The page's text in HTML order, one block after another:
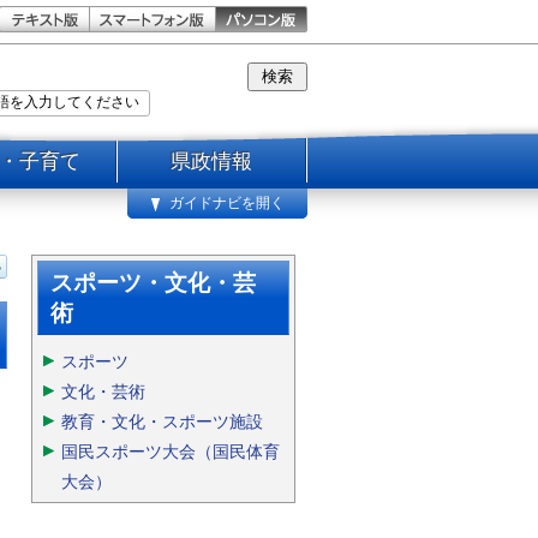
子育て 県政情報
ガイドナビを開く
スポーツ・文化・芸
術
スポーツ
文化・芸術
教育・文化・スポーツ施設
国民スポーツ大会（国民体育
大会）